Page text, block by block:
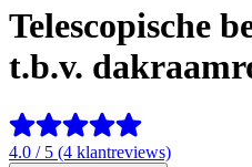
Telescopische
t.b.v.
4.0 / 5 (4 klantreviews)